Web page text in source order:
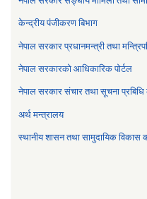
केन्द्रीय पंजीकरण बिभाग
नेपाल सरकार प्रधानमन्त्री तथा
नेपाल सरकारको आधिकारिक पोर्टल
नेपाल सरकार संचार तथा सूचना प्रबिधि
अर्थ मन्त्रालय
स्थानीय शासन तथा सामुदायिक विकास